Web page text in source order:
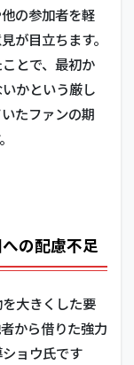
の参加者を軽
が目立ちます。
とで、最初か
かという厳し
たファンの期
の配慮不足
大きくした要
から借りた強力
ョウ氏です